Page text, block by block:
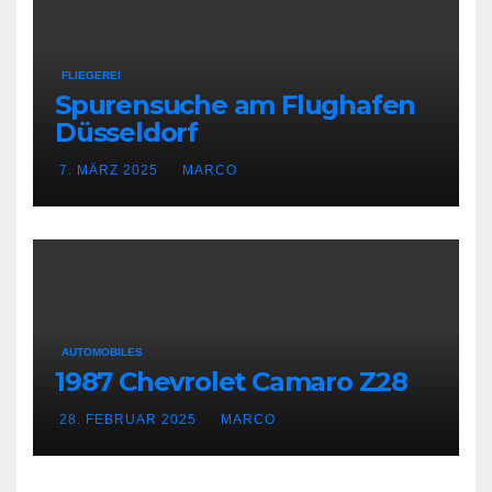
FLIEGEREI
Spurensuche am Flughafen
Düsseldorf
7. MÄRZ 2025 MARCO
AUTOMOBILES
1987 Chevrolet Camaro Z28
28. FEBRUAR 2025 MARCO